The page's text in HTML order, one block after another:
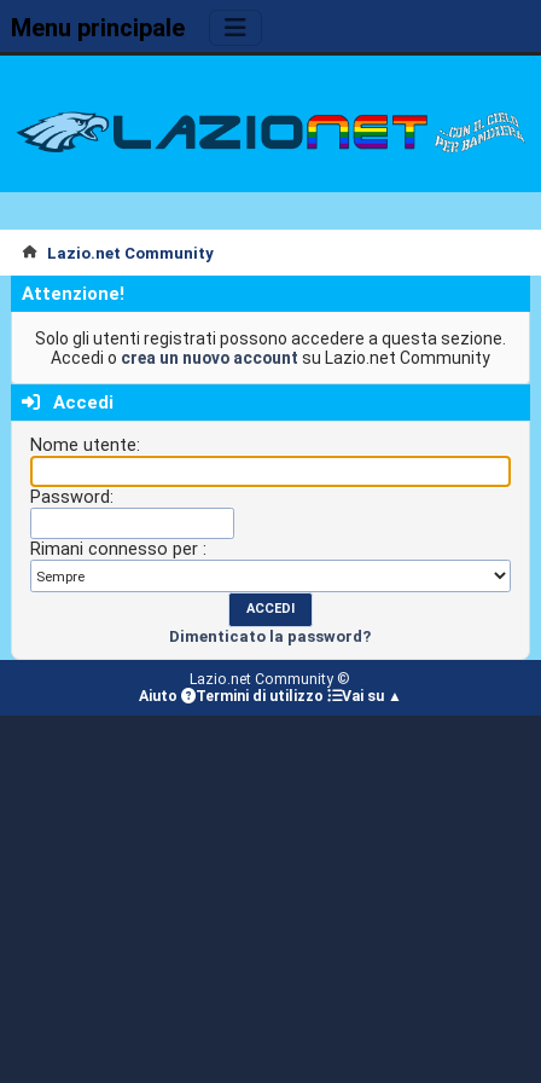
Menu principale
Lazio.net Community
Attenzione!
Solo gli utenti registrati possono accedere a questa sezione.
Accedi o crea un nuovo account su Lazio.net Community
Accedi
Nome utente:
Password:
Rimani connesso per :
Dimenticato la password?
Lazio.net Community ©
Aiuto
Termini di utilizzo Vai su ▲